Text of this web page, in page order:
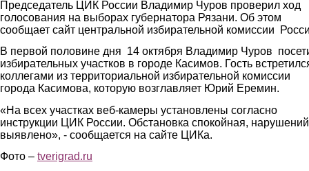
Председатель ЦИК России Владимир Чуров проверил ход
голосования на выборах губернатора Рязани. Об этом
сообщает сайт центральной избирательной комиссии
В первой половине дня 14 октября Владимир Чуров
избирательных участков в городе Касимов. Гость
коллегами из территориальной избирательной комиссии
города Касимова, которую возглавляет Юрий Еремин.
«На всех участках веб-камеры установлены согласно
инструкции ЦИК России. Обстановка спокойная,
выявлено», - сообщается на сайте ЦИКа.
Фото – tverigrad.ru